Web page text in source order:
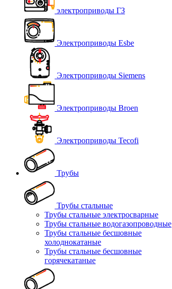
электроприводы ГЗ
Электроприводы Esbe
Электроприводы Siemens
Электроприводы Broen
Электроприводы Tecofi
Трубы
Трубы стальные
Трубы стальные электросварные
Трубы стальные водогазопроводные
Трубы стальные бесшовные
холоднокатаные
Трубы стальные бесшовные
горячекатаные